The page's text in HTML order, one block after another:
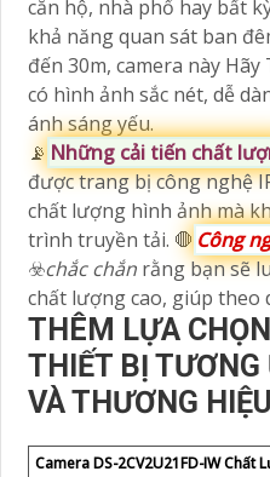
căn hộ, nhà phố hay bất
khả năng quan sát ban
đến 30m, camera này
có hình ảnh sắc nét, dễ
ánh sáng yếu.
📡 Những cải tiến chất
được trang bị công nghệ
chất lượng hình ảnh mà
trình truyền tải. 🛑 Công
☣️chắc chắn rằng bạn sẽ
chất lượng cao, giúp theo
THÊM LỰA
THIẾT BỊ TƯƠNG
VÀ THƯƠNG HIỆU
Camera DS-2CV2U21FD-IW Chất